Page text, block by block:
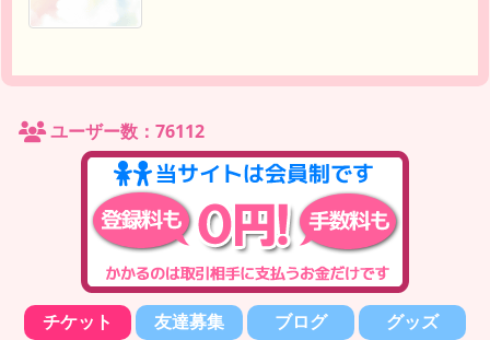
ユーザー数：76112
チケット 友達募集 ブログ グッズ